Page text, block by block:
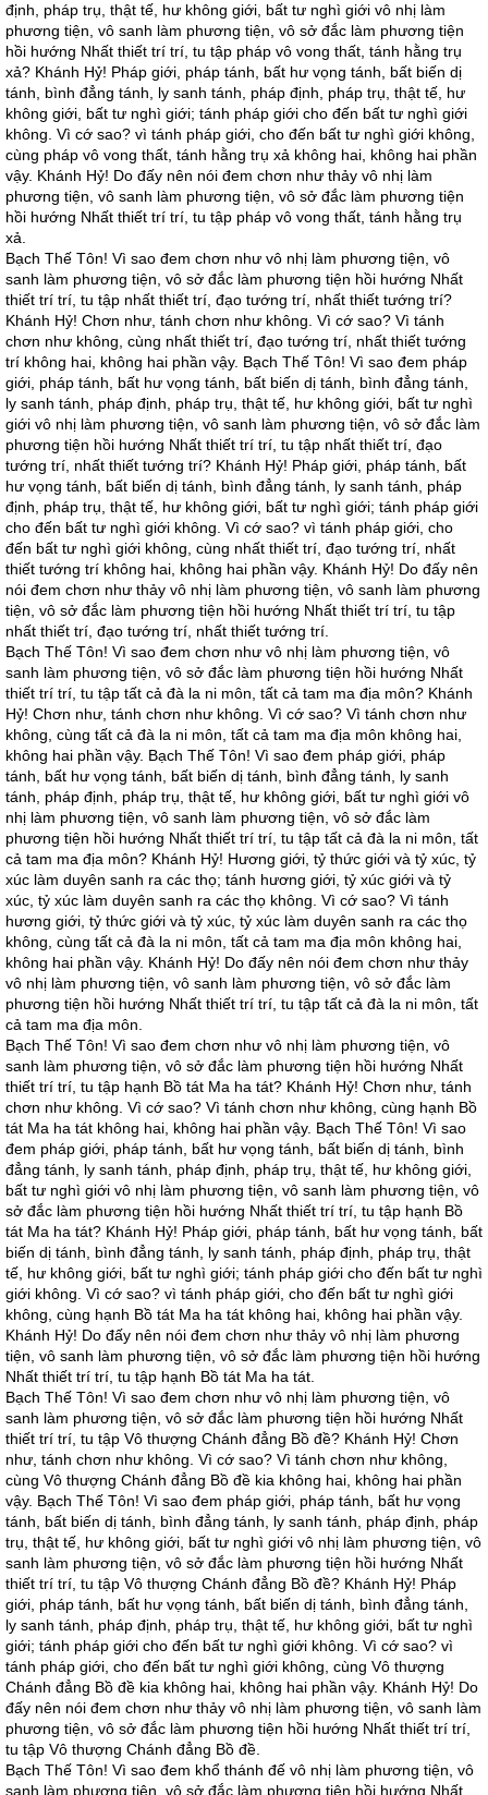
định, pháp trụ, thật tế, hư không giới, bất tư nghì giới vô nhị làm
phương tiện, vô sanh làm phương tiện, vô sở đắc làm phương tiện
hồi hướng Nhất thiết trí trí, tu tập pháp vô vong thất, tánh hằng trụ
xả? Khánh Hỷ! Pháp giới, pháp tánh, bất hư vọng tánh, bất biến dị
tánh, bình đẳng tánh, ly sanh tánh, pháp định, pháp trụ, thật tế, hư
không giới, bất tư nghì giới; tánh pháp giới cho đến bất tư nghì giới
không. Vì cớ sao? vì tánh pháp giới, cho đến bất tư nghì giới không,
cùng pháp vô vong thất, tánh hằng trụ xả không hai, không hai phần
vậy. Khánh Hỷ! Do đấy nên nói đem chơn như thảy vô nhị làm
phương tiện, vô sanh làm phương tiện, vô sở đắc làm phương tiện
hồi hướng Nhất thiết trí trí, tu tập pháp vô vong thất, tánh hằng trụ
xả.
Bạch Thế Tôn! Vì sao đem chơn như vô nhị làm phương tiện, vô
sanh làm phương tiện, vô sở đắc làm phương tiện hồi hướng Nhất
thiết trí trí, tu tập nhất thiết trí, đạo tướng trí, nhất thiết tướng trí?
Khánh Hỷ! Chơn như, tánh chơn như không. Vì cớ sao? Vì tánh
chơn như không, cùng nhất thiết trí, đạo tướng trí, nhất thiết tướng
trí không hai, không hai phần vậy. Bạch Thế Tôn! Vì sao đem pháp
giới, pháp tánh, bất hư vọng tánh, bất biến dị tánh, bình đẳng tánh,
ly sanh tánh, pháp định, pháp trụ, thật tế, hư không giới, bất tư nghì
giới vô nhị làm phương tiện, vô sanh làm phương tiện, vô sở đắc làm
phương tiện hồi hướng Nhất thiết trí trí, tu tập nhất thiết trí, đạo
tướng trí, nhất thiết tướng trí? Khánh Hỷ! Pháp giới, pháp tánh, bất
hư vọng tánh, bất biến dị tánh, bình đẳng tánh, ly sanh tánh, pháp
định, pháp trụ, thật tế, hư không giới, bất tư nghì giới; tánh pháp giới
cho đến bất tư nghì giới không. Vì cớ sao? vì tánh pháp giới, cho
đến bất tư nghì giới không, cùng nhất thiết trí, đạo tướng trí, nhất
thiết tướng trí không hai, không hai phần vậy. Khánh Hỷ! Do đấy nên
nói đem chơn như thảy vô nhị làm phương tiện, vô sanh làm phương
tiện, vô sở đắc làm phương tiện hồi hướng Nhất thiết trí trí, tu tập
nhất thiết trí, đạo tướng trí, nhất thiết tướng trí.
Bạch Thế Tôn! Vì sao đem chơn như vô nhị làm phương tiện, vô
sanh làm phương tiện, vô sở đắc làm phương tiện hồi hướng Nhất
thiết trí trí, tu tập tất cả đà la ni môn, tất cả tam ma địa môn? Khánh
Hỷ! Chơn như, tánh chơn như không. Vì cớ sao? Vì tánh chơn như
không, cùng tất cả đà la ni môn, tất cả tam ma địa môn không hai,
không hai phần vậy. Bạch Thế Tôn! Vì sao đem pháp giới, pháp
tánh, bất hư vọng tánh, bất biến dị tánh, bình đẳng tánh, ly sanh
tánh, pháp định, pháp trụ, thật tế, hư không giới, bất tư nghì giới vô
nhị làm phương tiện, vô sanh làm phương tiện, vô sở đắc làm
phương tiện hồi hướng Nhất thiết trí trí, tu tập tất cả đà la ni môn, tất
cả tam ma địa môn? Khánh Hỷ! Hương giới, tỷ thức giới và tỷ xúc, tỷ
xúc làm duyên sanh ra các thọ; tánh hương giới, tỷ xúc giới và tỷ
xúc, tỷ xúc làm duyên sanh ra các thọ không. Vì cớ sao? Vì tánh
hương giới, tỷ thức giới và tỷ xúc, tỷ xúc làm duyên sanh ra các thọ
không, cùng tất cả đà la ni môn, tất cả tam ma địa môn không hai,
không hai phần vậy. Khánh Hỷ! Do đấy nên nói đem chơn như thảy
vô nhị làm phương tiện, vô sanh làm phương tiện, vô sở đắc làm
phương tiện hồi hướng Nhất thiết trí trí, tu tập tất cả đà la ni môn, tất
cả tam ma địa môn.
Bạch Thế Tôn! Vì sao đem chơn như vô nhị làm phương tiện, vô
sanh làm phương tiện, vô sở đắc làm phương tiện hồi hướng Nhất
thiết trí trí, tu tập hạnh Bồ tát Ma ha tát? Khánh Hỷ! Chơn như, tánh
chơn như không. Vì cớ sao? Vì tánh chơn như không, cùng hạnh Bồ
tát Ma ha tát không hai, không hai phần vậy. Bạch Thế Tôn! Vì sao
đem pháp giới, pháp tánh, bất hư vọng tánh, bất biến dị tánh, bình
đẳng tánh, ly sanh tánh, pháp định, pháp trụ, thật tế, hư không giới,
bất tư nghì giới vô nhị làm phương tiện, vô sanh làm phương tiện, vô
sở đắc làm phương tiện hồi hướng Nhất thiết trí trí, tu tập hạnh Bồ
tát Ma ha tát? Khánh Hỷ! Pháp giới, pháp tánh, bất hư vọng tánh, bất
biến dị tánh, bình đẳng tánh, ly sanh tánh, pháp định, pháp trụ, thật
tế, hư không giới, bất tư nghì giới; tánh pháp giới cho đến bất tư nghì
giới không. Vì cớ sao? vì tánh pháp giới, cho đến bất tư nghì giới
không, cùng hạnh Bồ tát Ma ha tát không hai, không hai phần vậy.
Khánh Hỷ! Do đấy nên nói đem chơn như thảy vô nhị làm phương
tiện, vô sanh làm phương tiện, vô sở đắc làm phương tiện hồi hướng
Nhất thiết trí trí, tu tập hạnh Bồ tát Ma ha tát.
Bạch Thế Tôn! Vì sao đem chơn như vô nhị làm phương tiện, vô
sanh làm phương tiện, vô sở đắc làm phương tiện hồi hướng Nhất
thiết trí trí, tu tập Vô thượng Chánh đẳng Bồ đề? Khánh Hỷ! Chơn
như, tánh chơn như không. Vì cớ sao? Vì tánh chơn như không,
cùng Vô thượng Chánh đẳng Bồ đề kia không hai, không hai phần
vậy. Bạch Thế Tôn! Vì sao đem pháp giới, pháp tánh, bất hư vọng
tánh, bất biến dị tánh, bình đẳng tánh, ly sanh tánh, pháp định, pháp
trụ, thật tế, hư không giới, bất tư nghì giới vô nhị làm phương tiện, vô
sanh làm phương tiện, vô sở đắc làm phương tiện hồi hướng Nhất
thiết trí trí, tu tập Vô thượng Chánh đẳng Bồ đề? Khánh Hỷ! Pháp
giới, pháp tánh, bất hư vọng tánh, bất biến dị tánh, bình đẳng tánh,
ly sanh tánh, pháp định, pháp trụ, thật tế, hư không giới, bất tư nghì
giới; tánh pháp giới cho đến bất tư nghì giới không. Vì cớ sao? vì
tánh pháp giới, cho đến bất tư nghì giới không, cùng Vô thượng
Chánh đẳng Bồ đề kia không hai, không hai phần vậy. Khánh Hỷ! Do
đấy nên nói đem chơn như thảy vô nhị làm phương tiện, vô sanh làm
phương tiện, vô sở đắc làm phương tiện hồi hướng Nhất thiết trí trí,
tu tập Vô thượng Chánh đẳng Bồ đề.
Bạch Thế Tôn! Vì sao đem khổ thánh đế vô nhị làm phương tiện, vô
sanh làm phương tiện, vô sở đắc làm phương tiện hồi hướng Nhất